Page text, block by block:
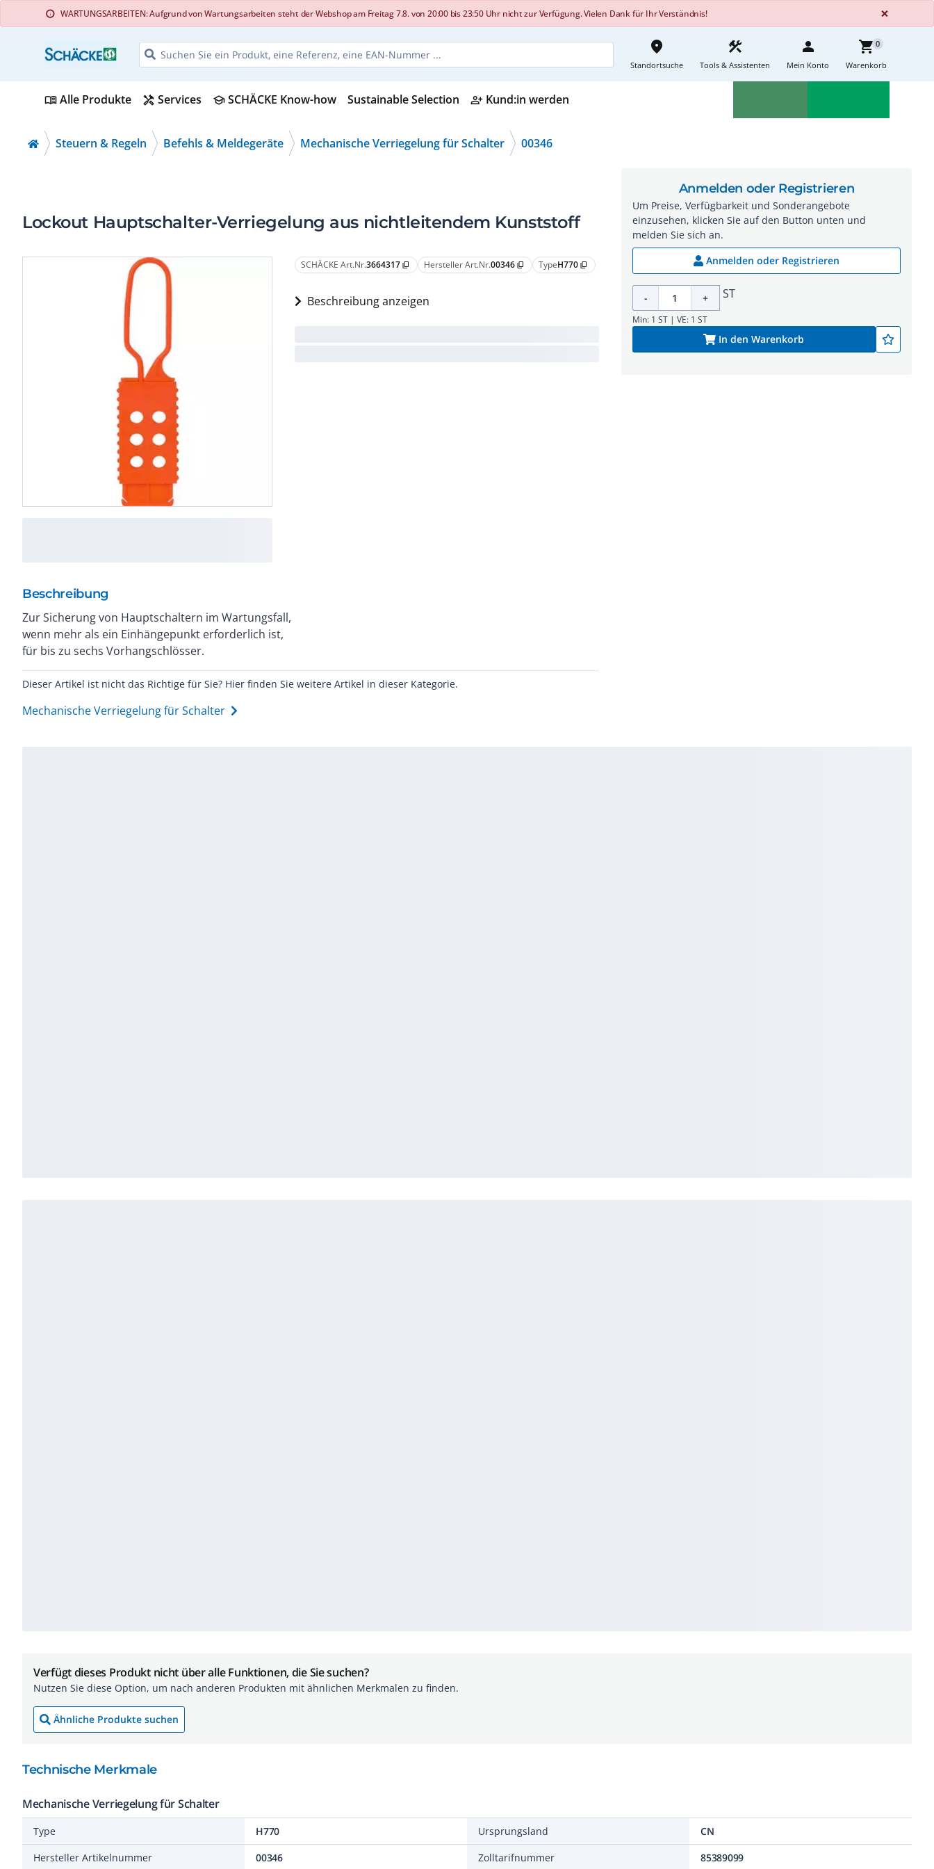
info WARTUNGSARBEITEN: Aufgrund von Wartungsarbeiten steht der Webshop am Freitag 7.8. von 20:00 bis 23:50 Uhr nicht zur Verfügung. Vielen Dank für Ihr Verständnis! ×
place
Standortsuche
construction
Tools & Assistenten
person
Mein Konto
shopping_cart0
Warenkorb
menu_bookAlle Produkte handyman Services schoolSCHÄCKE Know-how Sustainable Selection person_add_alt Kund:in werden
Steuern & Regeln Befehls & Meldegeräte Mechanische Verriegelung für Schalter 00346
Lockout Hauptschalter-Verriegelung aus nichtleitendem Kunststoff
SCHÄCKE Art.Nr.3664317 content_copy Hersteller Art.Nr.00346 content_copy TypeH770 content_copy
Beschreibung anzeigen
Beschreibung
Zur Sicherung von Hauptschaltern im Wartungsfall,
wenn mehr als ein Einhängepunkt erforderlich ist,
für bis zu sechs Vorhangschlösser.
Dieser Artikel ist nicht das Richtige für Sie? Hier finden Sie weitere Artikel in dieser Kategorie.
Mechanische Verriegelung für Schalter
Anmelden oder Registrieren
Um Preise, Verfügbarkeit und Sonderangebote
einzusehen, klicken Sie auf den Button unten und
melden Sie sich an.
Anmelden oder Registrieren
- + ST
Min: 1 ST | VE: 1 ST
In den Warenkorb
Verfügt dieses Produkt nicht über alle Funktionen, die Sie suchen?
Nutzen Sie diese Option, um nach anderen Produkten mit ähnlichen Merkmalen zu finden.
Ähnliche Produkte suchen
Technische Merkmale
Mechanische Verriegelung für Schalter
Type
H770
Hersteller Artikelnummer
00346
Ursprungsland
CN
Zolltarifnummer
85389099